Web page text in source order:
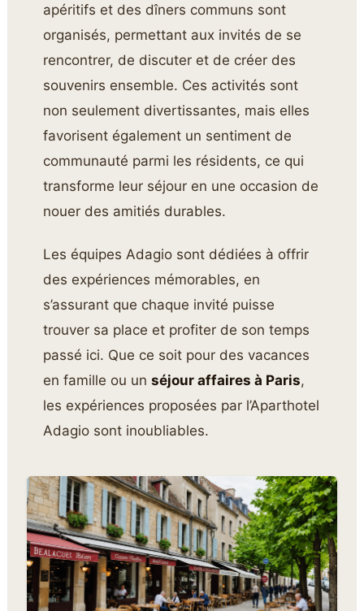
apéritifs et des dîners communs sont
organisés, permettant aux invités de se
rencontrer, de discuter et de créer des
souvenirs ensemble. Ces activités sont
non seulement divertissantes, mais elles
favorisent également un sentiment de
communauté parmi les résidents, ce qui
transforme leur séjour en une occasion de
nouer des amitiés durables.
Les équipes Adagio sont dédiées à offrir
des expériences mémorables, en
s’assurant que chaque invité puisse
trouver sa place et profiter de son temps
passé ici. Que ce soit pour des vacances
en famille ou unséjour affaires à Paris,
les expériences proposées par l’Aparthotel
Adagio sont inoubliables.